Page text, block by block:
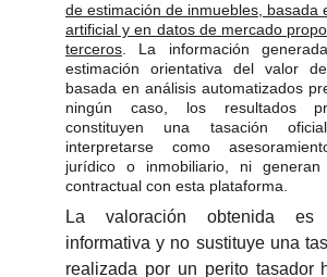
de estimación de inmuebles, basada
artificial y en datos de mercado
terceros . La información
estimación orientativa del valor
basada en análisis automatizados
ningún caso, los resultados
constituyen una tasación
interpretarse como
jurídico o inmobiliario, ni generan
contractual con esta plataforma.
La valoración obtenida es
informativa y no sustituye una
realizada por un perito tasador